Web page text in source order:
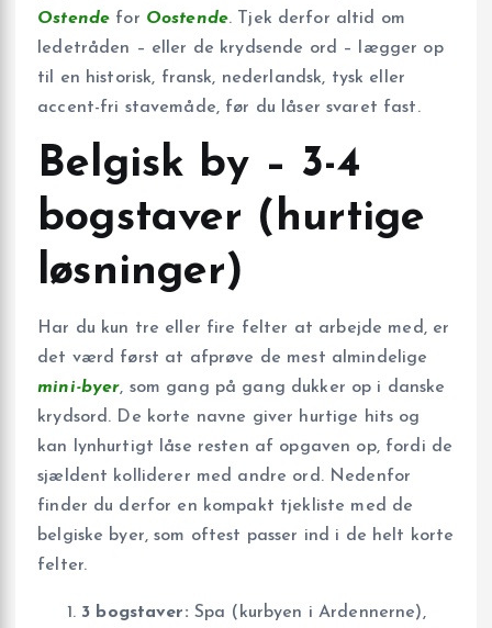
Ostende for Oostende. Tjek derfor altid om
ledetråden – eller de krydsende ord – lægger op
til en historisk, fransk, nederlandsk, tysk eller
accent-fri stavemåde, før du låser svaret fast.
Belgisk by – 3-4
bogstaver (hurtige
løsninger)
Har du kun tre eller fire felter at arbejde med, er
det værd først at afprøve de mest almindelige
mini-byer, som gang på gang dukker op i danske
krydsord. De korte navne giver hurtige hits og
kan lynhurtigt låse resten af opgaven op, fordi de
sjældent kolliderer med andre ord. Nedenfor
finder du derfor en kompakt tjekliste med de
belgiske byer, som oftest passer ind i de helt korte
felter.
3 bogstaver: Spa (kurbyen i Ardennerne),